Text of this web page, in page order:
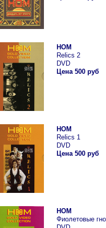
НОМ
Relics 2
DVD
Цена 500 руб
НОМ
Relics 1
DVD
Цена 500 руб
НОМ
Фиолетовые